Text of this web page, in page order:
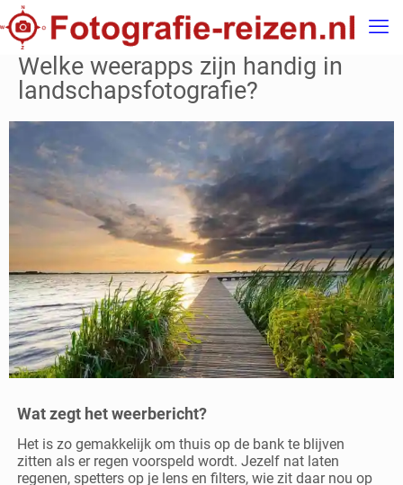
Welke weerapps zijn handig in
landschapsfotografie?
Wat zegt het weerbericht?
Het is zo gemakkelijk om thuis op de bank te blijven
zitten als er regen voorspeld wordt. Jezelf nat laten
regenen, spetters op je lens en filters, wie zit daar nou op